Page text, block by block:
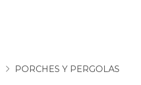
PORCHES Y PERGOLAS